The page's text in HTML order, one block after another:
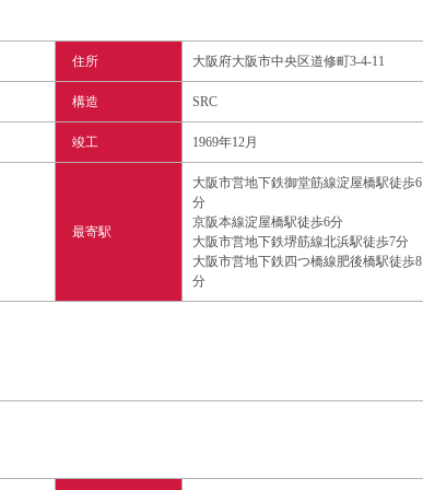
住所 大阪府大阪市中央区道修町3-4-11
構造 SRC
竣工 1969年12月
最寄駅
大阪市営地下鉄御堂筋線淀屋橋駅徒歩6
分
京阪本線淀屋橋駅徒歩6分
大阪市営地下鉄堺筋線北浜駅徒歩7分
大阪市営地下鉄四つ橋線肥後橋駅徒歩8
分